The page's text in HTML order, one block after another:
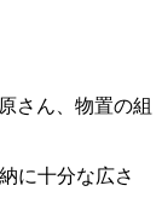
さん、物置の組
に十分な広さ